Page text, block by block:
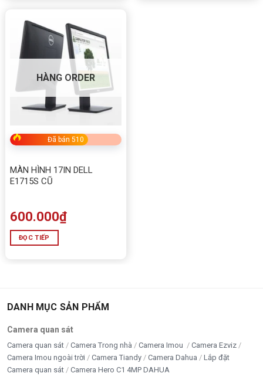
HÀNG ORDER
Đã bán 510
MÀN HÌNH 17IN DELL
E1715S CŨ
600.000₫
ĐỌC TIẾP
DANH MỤC SẢN PHẨM
Camera quan sát
Camera quan sát Camera Trong nhà Camera Imou
Camera Ezviz
Camera Imou ngoài trời
Camera Tiandy Camera Dahua
Lắp đặt
Camera quan sát
Camera Hero C1 4MP DAHUA